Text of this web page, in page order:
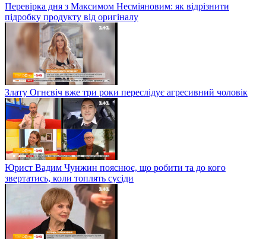
Перевірка дня з Максимом Несміяновим: як відрізнити
підробку продукту від оригіналу
Злату Огнєвіч вже три роки переслідує агресивний чоловік
Юрист Вадим Чунжин пояснює, що робити та до кого
звертатись, коли топлять сусіди